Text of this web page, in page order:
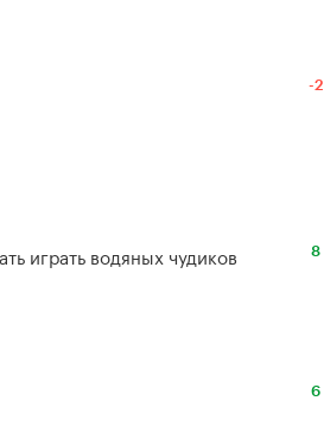
-2
играть водяных чудиков 8
6